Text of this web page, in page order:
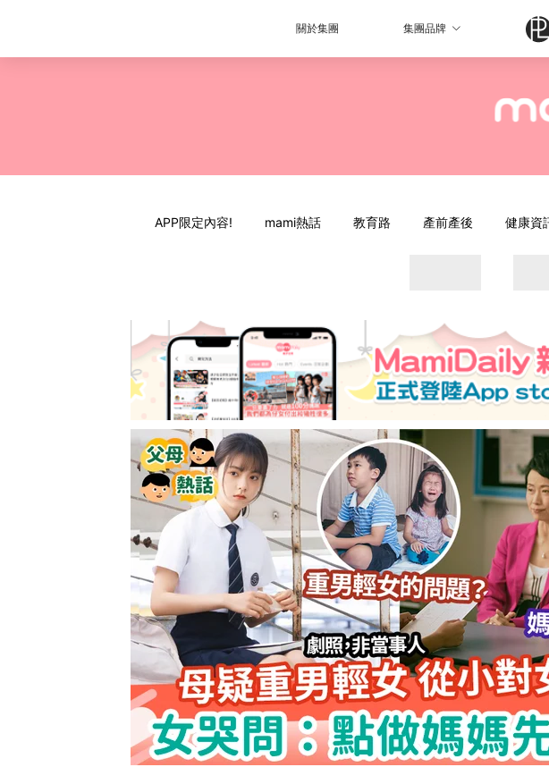
關於集團 集團品牌
APP限定內容! mami熱話 教育路 產前產後 健康資